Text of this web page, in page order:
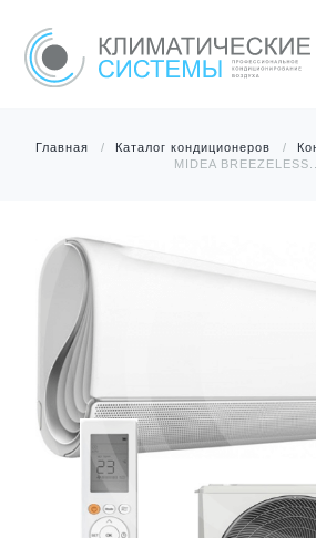
Главная Каталог кондиционеров
MIDEA BREEZELESS...